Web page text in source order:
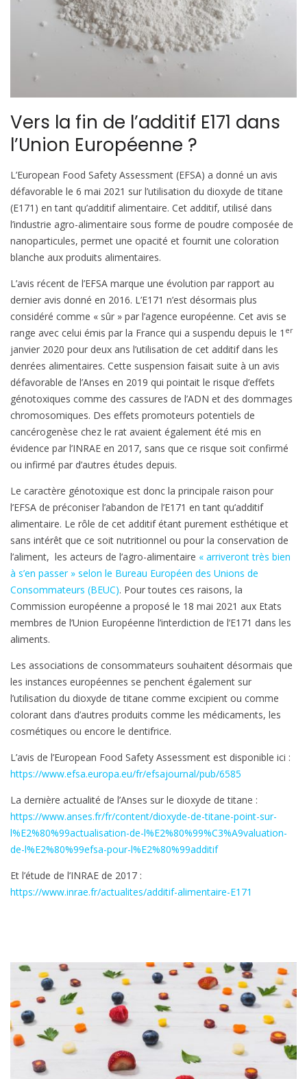
Vers la fin de l’additif E171 dans
l’Union Européenne ?
L’European Food Safety Assessment (EFSA) a donné un avis
défavorable le 6 mai 2021 sur l’utilisation du dioxyde de titane
(E171) en tant qu’additif alimentaire. Cet additif, utilisé dans
l’industrie agro-alimentaire sous forme de poudre composée de
nanoparticules, permet une opacité et fournit une coloration
blanche aux produits alimentaires.
L’avis récent de l’EFSA marque une évolution par rapport au
dernier avis donné en 2016. L’E171 n’est désormais plus
considéré comme « sûr » par l’agence européenne. Cet avis se
range avec celui émis par la France qui a suspendu depuis le 1 er
janvier 2020 pour deux ans l’utilisation de cet additif dans les
denrées alimentaires. Cette suspension faisait suite à un avis
défavorable de l’Anses en 2019 qui pointait le risque d’effets
génotoxiques comme des cassures de l’ADN et des dommages
chromosomiques. Des effets promoteurs potentiels de
cancérogenèse chez le rat avaient également été mis en
évidence par l’INRAE en 2017, sans que ce risque soit confirmé
ou infirmé par d’autres études depuis.
Le caractère génotoxique est donc la principale raison pour
l’EFSA de préconiser l’abandon de l’E171 en tant qu’additif
alimentaire. Le rôle de cet additif étant purement esthétique et
sans intérêt que ce soit nutritionnel ou pour la conservation de
l’aliment, les acteurs de l’agro-alimentaire « arriveront très bien
à s’en passer » selon le Bureau Européen des Unions de
Consommateurs (BEUC). Pour toutes ces raisons, la
Commission européenne a proposé le 18 mai 2021 aux Etats
membres de l’Union Européenne l’interdiction de l’E171 dans les
aliments.
Les associations de consommateurs souhaitent désormais que
les instances européennes se penchent également sur
l’utilisation du dioxyde de titane comme excipient ou comme
colorant dans d’autres produits comme les médicaments, les
cosmétiques ou encore le dentifrice.
L’avis de l’European Food Safety Assessment est disponible ici :
https://www.efsa.europa.eu/fr/efsajournal/pub/6585
La dernière actualité de l’Anses sur le dioxyde de titane :
https://www.anses.fr/fr/content/dioxyde-de-titane-point-sur-
l%E2%80%99actualisation-de-l%E2%80%99%C3%A9valuation-
de-l%E2%80%99efsa-pour-l%E2%80%99additif
Et l’étude de l’INRAE de 2017 :
https://www.inrae.fr/actualites/additif-alimentaire-E171